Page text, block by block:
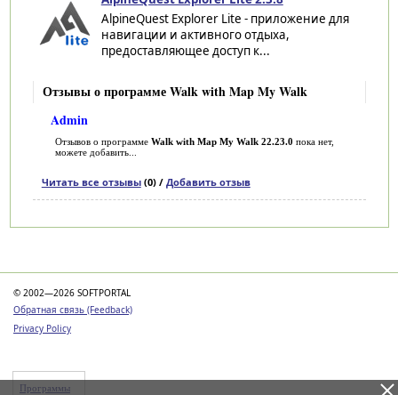
AlpineQuest Explorer Lite - приложение для
навигации и активного отдыха,
предоставляющее доступ к...
Отзывы о программе Walk with Map My Walk
Admin
Отзывов о программе Walk with Map My Walk 22.23.0 пока нет,
можете добавить...
Читать все отзывы(0) / Добавить отзыв
© 2002—2026 SOFTPORTAL
Обратная связь (Feedback)
Privacy Policy
Программы